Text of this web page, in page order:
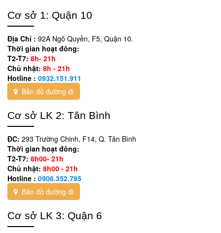
Cơ sở 1: Quận 10
Địa Chỉ : 92A Ngô Quyền, F5, Quận 10.
Thời gian hoạt đông:
T2-T7: 8h- 21h
Chủ nhật: 8h - 21h
Hotline : 0932.151.911
Bản đồ đường đi
Cơ sở LK 2: Tân Bình
ĐC: 293 Trường Chinh, F14, Q. Tân Bình
Thời gian hoạt đông:
T2-T7: 8h00- 21h
Chủ nhật: 8h00 - 21h
Hotline : 0906.352.795
Bản đồ đường đi
Cơ sở LK 3: Quận 6